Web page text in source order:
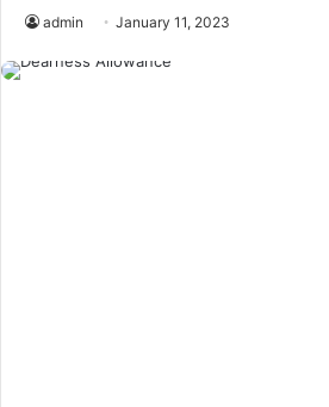
admin January 11, 2023